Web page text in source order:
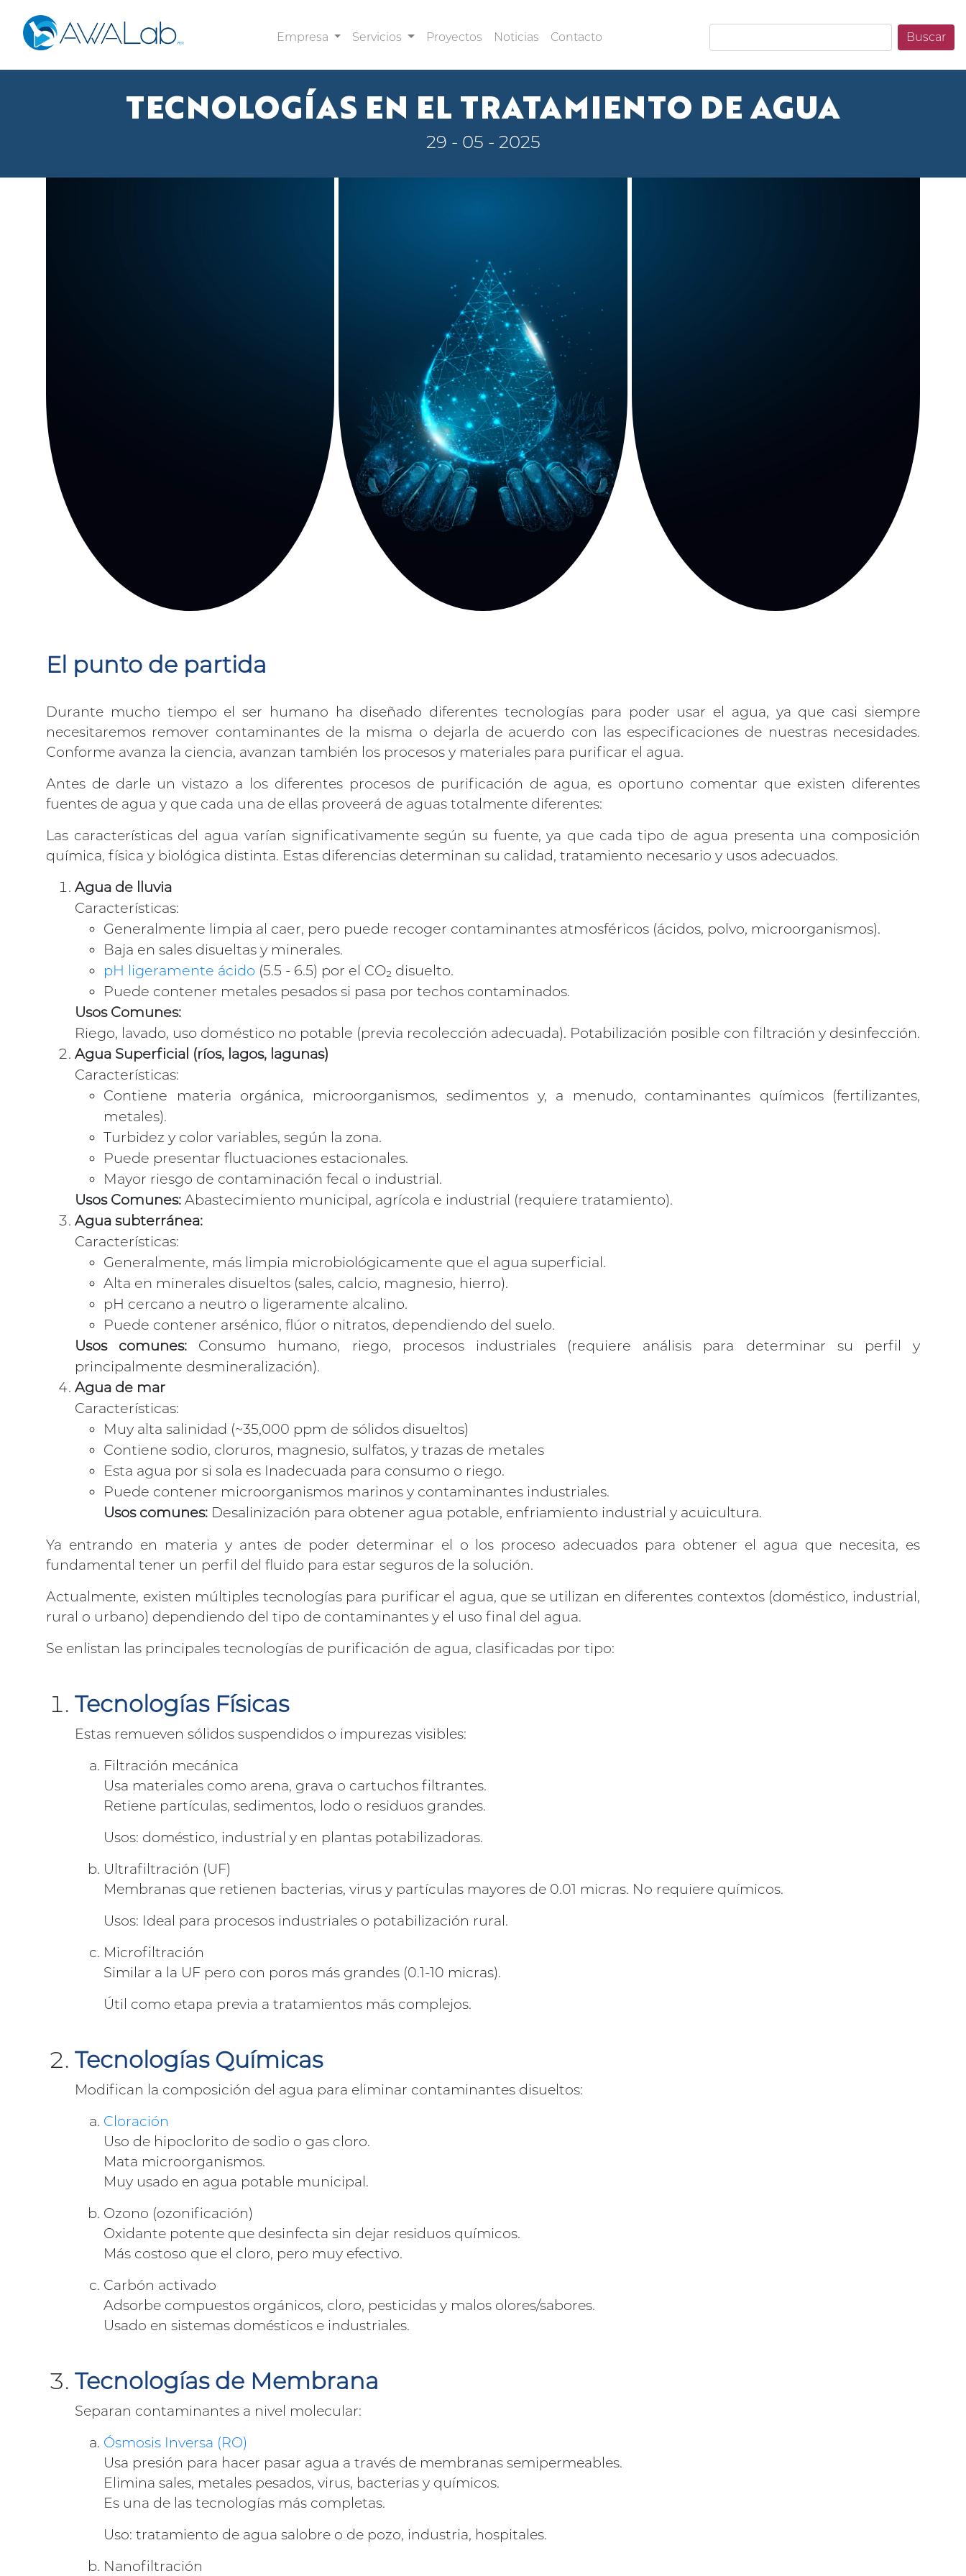
Empresa Servicios Proyectos Noticias Contacto Buscar
TECNOLOGÍAS EN EL TRATAMIENTO DE AGUA
29 - 05 - 2025
El punto de partida
Durante mucho tiempo el ser humano ha diseñado diferentes tecnologías para poder usar el agua, ya que casi siempre
necesitaremos remover contaminantes de la misma o dejarla de acuerdo con las especificaciones de nuestras necesidades.
Conforme avanza la ciencia, avanzan también los procesos y materiales para purificar el agua.
Antes de darle un vistazo a los diferentes procesos de purificación de agua, es oportuno comentar que existen diferentes
fuentes de agua y que cada una de ellas proveerá de aguas totalmente diferentes:
Las características del agua varían significativamente según su fuente, ya que cada tipo de agua presenta una composición
química, física y biológica distinta. Estas diferencias determinan su calidad, tratamiento necesario y usos adecuados.
Agua de lluvia
Características:
Generalmente limpia al caer, pero puede recoger contaminantes atmosféricos (ácidos, polvo, microorganismos).
Baja en sales disueltas y minerales.
pH ligeramente ácido (5.5 - 6.5) por el CO₂ disuelto.
Puede contener metales pesados si pasa por techos contaminados.
Usos Comunes:
Riego, lavado, uso doméstico no potable (previa recolección adecuada). Potabilización posible con filtración y desinfección.
Agua Superficial (ríos, lagos, lagunas)
Características:
Contiene materia orgánica, microorganismos, sedimentos y, a menudo, contaminantes químicos (fertilizantes,
metales).
Turbidez y color variables, según la zona.
Puede presentar fluctuaciones estacionales.
Mayor riesgo de contaminación fecal o industrial.
Usos Comunes: Abastecimiento municipal, agrícola e industrial (requiere tratamiento).
Agua subterránea:
Características:
Generalmente, más limpia microbiológicamente que el agua superficial.
Alta en minerales disueltos (sales, calcio, magnesio, hierro).
pH cercano a neutro o ligeramente alcalino.
Puede contener arsénico, flúor o nitratos, dependiendo del suelo.
Usos comunes: Consumo humano, riego, procesos industriales (requiere análisis para determinar su perfil y
principalmente desmineralización).
Agua de mar
Características:
Muy alta salinidad (~35,000 ppm de sólidos disueltos)
Contiene sodio, cloruros, magnesio, sulfatos, y trazas de metales
Esta agua por si sola es Inadecuada para consumo o riego.
Puede contener microorganismos marinos y contaminantes industriales.
Usos comunes: Desalinización para obtener agua potable, enfriamiento industrial y acuicultura.
Ya entrando en materia y antes de poder determinar el o los proceso adecuados para obtener el agua que necesita, es
fundamental tener un perfil del fluido para estar seguros de la solución.
Actualmente, existen múltiples tecnologías para purificar el agua, que se utilizan en diferentes contextos (doméstico, industrial,
rural o urbano) dependiendo del tipo de contaminantes y el uso final del agua.
Se enlistan las principales tecnologías de purificación de agua, clasificadas por tipo:
Tecnologías Físicas
Estas remueven sólidos suspendidos o impurezas visibles:
Filtración mecánica
Usa materiales como arena, grava o cartuchos filtrantes.
Retiene partículas, sedimentos, lodo o residuos grandes.
Usos: doméstico, industrial y en plantas potabilizadoras.
Ultrafiltración (UF)
Membranas que retienen bacterias, virus y partículas mayores de 0.01 micras. No requiere químicos.
Usos: Ideal para procesos industriales o potabilización rural.
Microfiltración
Similar a la UF pero con poros más grandes (0.1-10 micras).
Útil como etapa previa a tratamientos más complejos.
Tecnologías Químicas
Modifican la composición del agua para eliminar contaminantes disueltos:
Cloración
Uso de hipoclorito de sodio o gas cloro.
Mata microorganismos.
Muy usado en agua potable municipal.
Ozono (ozonificación)
Oxidante potente que desinfecta sin dejar residuos químicos.
Más costoso que el cloro, pero muy efectivo.
Carbón activado
Adsorbe compuestos orgánicos, cloro, pesticidas y malos olores/sabores.
Usado en sistemas domésticos e industriales.
Tecnologías de Membrana
Separan contaminantes a nivel molecular:
Ósmosis Inversa (RO)
Usa presión para hacer pasar agua a través de membranas semipermeables.
Elimina sales, metales pesados, virus, bacterias y químicos.
Es una de las tecnologías más completas.
Uso: tratamiento de agua salobre o de pozo, industria, hospitales.
Nanofiltración